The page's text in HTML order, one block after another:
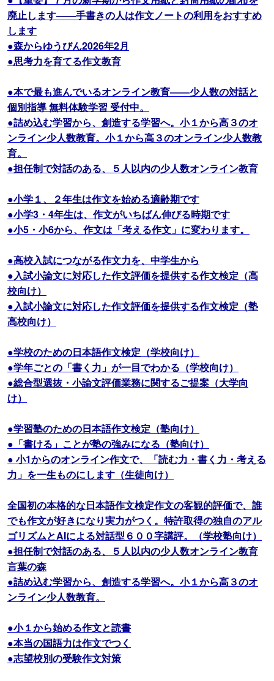
廃止します――手書きの人は作文ノートの利用をおすすめ
します
●森からゆうびん2026年2月
●思考力を育てる作文教育
●本で最も進んでいるオンライン教育――少人数の対話と
個別指導 無料体験学習 受付中。
●詰め込む学習から、創造する学習へ。小１から高３のオ
ンライン少人数教育。小１から高３のオンライン少人数教
育。
●担任制で対話のある、５人以内の少人数オンライン教育
●小学１、２年生は作文を始める適齢期です
●小学3・4年生は、作文がいちばん伸びる時期です
●小5・小6から、作文は「考える作文」に変わります。
●高校入試につながる作文力を、中学生から
●入試小論文に対応した作文評価を提供する作文検定（高
校向け）
●入試小論文に対応した作文評価を提供する作文検定（塾
高校向け）
●学校のための日本語作文検定（学校向け）
●学年ごとの「書く力」が一目でわかる（学校向け）
●総合型選抜・小論文評価業務に関するご提案（大学向
け）
●学習塾のための日本語作文検定（塾向け）
●「書ける」ことが塾の強みになる（塾向け）
● 小1からのオンライン作文で、「読む力・書く力・考える
力」を一生ものにします（生徒向け）
全国初の本格的な日本語作文検定作文の客観的評価で、誰
でも作文が好きになり実力がつく。特許取得の独自のアル
ゴリズムとAIによる対話型６００字講評。（学校塾向け）
●担任制で対話のある、５人以内の少人数オンライン教育
言葉の森
●詰め込む学習から、創造する学習へ。小１から高３のオ
ンライン少人数教育。
●小１から始める作文と読書
●本当の国語力は作文でつく
●志望校別の受験作文対策